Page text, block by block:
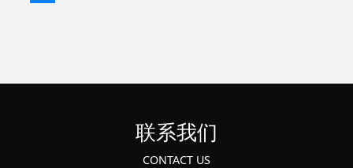
联系我们
CONTACT US